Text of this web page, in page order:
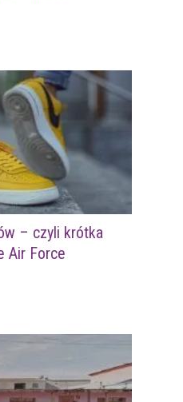
– czyli krótka
Air Force